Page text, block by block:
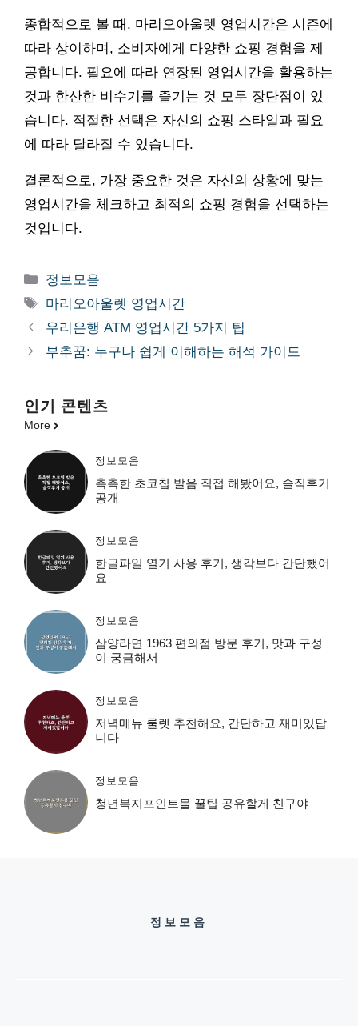
종합적으로 볼 때, 마리오아울렛 영업시간은 시즌에
따라 상이하며, 소비자에게 다양한 쇼핑 경험을 제
공합니다. 필요에 따라 연장된 영업시간을 활용하는
것과 한산한 비수기를 즐기는 것 모두 장단점이 있
습니다. 적절한 선택은 자신의 쇼핑 스타일과 필요
에 따라 달라질 수 있습니다.
결론적으로, 가장 중요한 것은 자신의 상황에 맞는
영업시간을 체크하고 최적의 쇼핑 경험을 선택하는
것입니다.
카
테
리
정보모음
태
그
마리오아울렛 영업시간
우리은행 ATM 영업시간 5가지 팁
부추꿈: 누구나 쉽게 이해하는 해석 가이드
인기 콘텐츠
More
정보모음
촉촉한 초코칩 발음 직접 해봤어요, 솔직후기
공개
정보모음
한글파일 열기 사용 후기, 생각보다 간단했어
요
정보모음
삼양라면 1963 편의점 방문 후기, 맛과 구성
이 궁금해서
정보모음
저녁메뉴 룰렛 추천해요, 간단하고 재미있답
니다
정보모음
청년복지포인트몰 꿀팁 공유할게 친구야
정보모음